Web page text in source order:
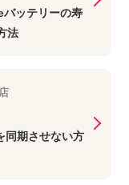
バッテリーの寿
法
同期させない方